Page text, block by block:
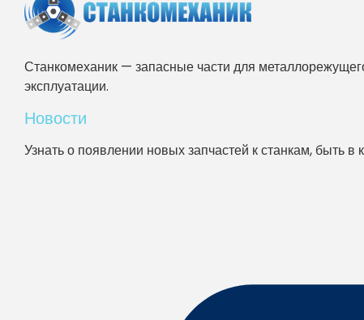
Станкомеханик — запасные части для
эксплуатации.
Новости
Узнать о появлении новых запчастей к станкам, быть